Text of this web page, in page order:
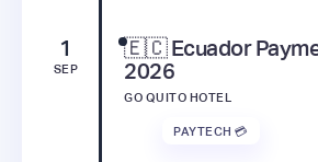
1
SEP
🇪🇨 Ecuador
2026
GO QUITO HOTEL
PAYTECH 💳